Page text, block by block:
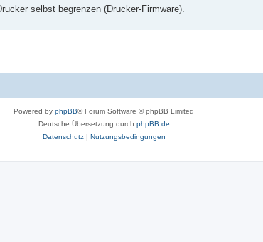
selbst begrenzen (Drucker-Firmware).
Powered by phpBB® Forum Software © phpBB Limited
Deutsche Übersetzung durch phpBB.de
Datenschutz| Nutzungsbedingungen